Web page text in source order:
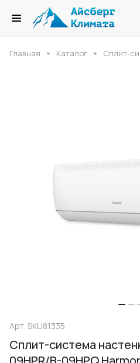
Главная Каталог Сплит-
Арт. SKU81335
Сплит-система